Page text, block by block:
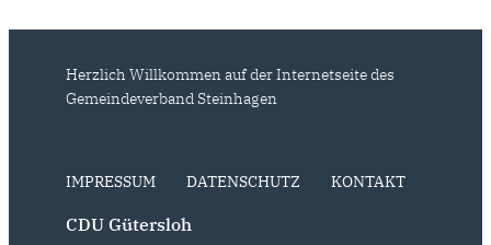
Herzlich Willkommen auf der Internetseite des
Gemeindeverband Steinhagen
IMPRESSUM DATENSCHUTZ KONTAKT
CDU Gütersloh